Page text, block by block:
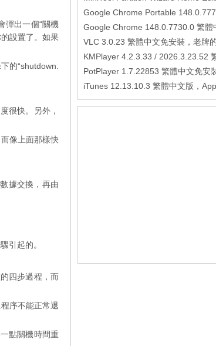
彈出一個“關機
設置了。如果
的“shutdown.
很快。另外，
像上面那樣快
據交換，再由
引起的。
四步過程，而
序不能正常退
點關機時間重